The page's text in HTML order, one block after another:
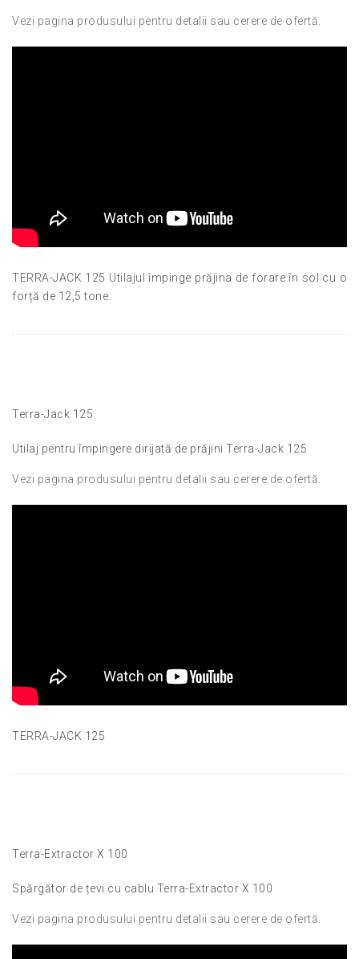
Vezi pagina produsului pentru detalii sau cerere de ofertă.
TERRA-JACK 125 Utilajul împinge prăjina de forare în sol cu o
forță de 12,5 tone.
Terra-Jack 125
Utilaj pentru împingere dirijată de prăjini Terra-Jack 125
Vezi pagina produsului pentru detalii sau cerere de ofertă.
TERRA-JACK 125
Terra-Extractor X 100
Spărgător de țevi cu cablu Terra-Extractor X 100
Vezi pagina produsului pentru detalii sau cerere de ofertă.